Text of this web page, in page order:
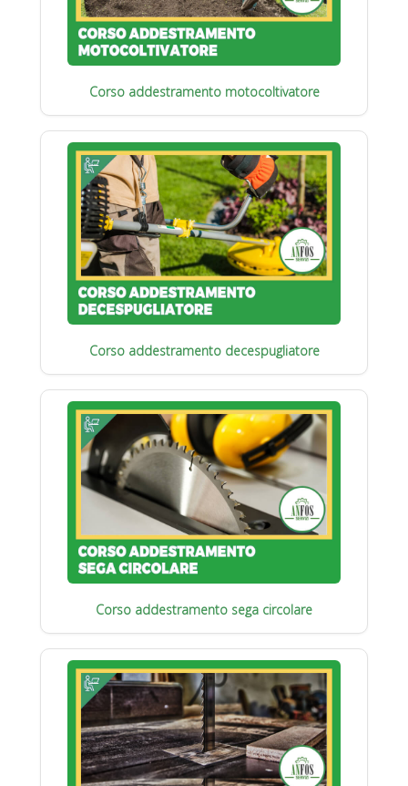
Corso addestramento motocoltivatore
Corso addestramento decespugliatore
Corso addestramento sega circolare